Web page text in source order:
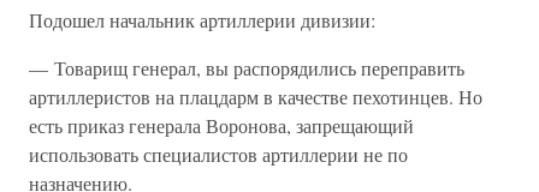
Подошел начальник артиллерии дивизии:
— Товарищ генерал, вы распорядились переправить
артиллеристов на плацдарм в качестве пехотинцев. Но
есть приказ генерала Воронова, запрещающий
использовать специалистов артиллерии не по
назначению.